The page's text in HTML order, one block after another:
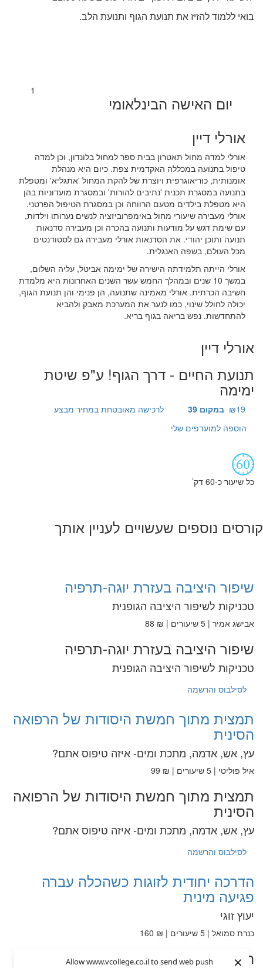
Allow www.vcollege.co.il to send web push
×
בואי ללמוד להזיז את תנועת הגוף ותנועת הלב.
1
יום האישה הבינלאומי
אורלי דיין
אורלי למדה מחול תאטרון בבית ספר למחול בלונדון, וכן למדה
טיפול בתנועה במכללה האקדמית צפת. כיום היא מנהלת
אומנותית, כוריאוגרפית ויוצרת של להקת המחול 'אתגליא' ומטפלת
בתנועה במסגרת תכנית 'נתיבים להורות' ובמסגרת מועדוניות בהן
היא מטפלת בילדים מטעם הרווחה וכן במסגרת הטיפול הפרטני.
אורלי מעבירה שיעורי מחול באימפרוביזציה לנשים נערותו וילדות,
עם שימת דגש על מודעות ותנועה בהכרה וכן מעבירה סדנאות
תנועה ותוכן יהודי. את הסדנאות אורלי מעבירה גם לסטודנטים
מכל העולם, בשפה האנגלית.
אורלי הייתה תלמידתה הישירה של ימימה אביטל, עליה השלום,
במשך 10 שנים ובמהלך החמש עשר השנים האחרונות היא מלמדת
חשיבה הכרתית. אורלי מאמינה שתנועה, הן פנימי והן תנועת הגוף,
יכולה לחולל שינוי, כמו לנער את המערכת מאבק ולהביא
להתחדשות. נפש בריאה בגוף בריא.
אורלי דיין
תנועת החיים - דרך הגוף! ע"פ שיטת
ימימה
לרכישה מאובטחת במחיר מבצע ₪19 במקום 39
הוספה למועדפים שלי
כל שיעור כ-60 דק’
קורסים נוספים שעשויים לעניין אותך
שיפור היציבה בעזרת יוגה-תרפיה
טכניקות לשיפור היציבה הגופנית
אבישג אמיר | 5 שיעורים | ₪ 88
שיפור היציבה בעזרת יוגה-תרפיה
טכניקות לשיפור היציבה הגופנית
לסילבוס והרשמה
תמצית מתוך חמשת היסודות של הרפואה
הסינית
עץ, אש, אדמה, מתכת ומים- איזה טיפוס אתם?
איל פוליטי | 5 שיעורים | ₪ 99
תמצית מתוך חמשת היסודות של הרפואה
הסינית
עץ, אש, אדמה, מתכת ומים- איזה טיפוס אתם?
לסילבוס והרשמה
הדרכה יחודית לזוגות כשהכלה עברה
פגיעה מינית
יעוץ זוגי
כנרת סמואל | 5 שיעורים | ₪ 160
הדרכה יחודית לזוגות כשהכלה עברה